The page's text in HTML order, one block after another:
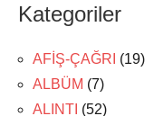
Kategoriler
AFİŞ-ÇAĞRI (19)
ALBÜM (7)
ALINTI (52)